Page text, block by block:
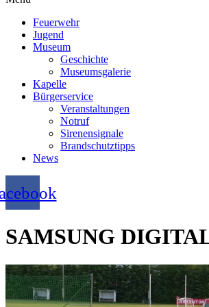
Feuerwehr
Jugend
Museum
Geschichte
Museumsgalerie
Kapelle
Bürgerservice
Veranstaltungen
Notruf
Sirenensignale
Brandschutztipps
News
SAMSUNG